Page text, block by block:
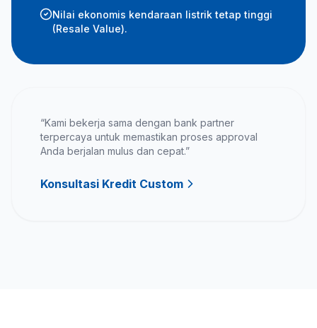
Nilai ekonomis kendaraan listrik tetap tinggi
(Resale Value).
“Kami bekerja sama dengan bank partner
terpercaya untuk memastikan proses approval
Anda berjalan mulus dan cepat.”
Konsultasi Kredit Custom